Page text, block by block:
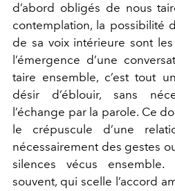
d’abord obligés de nous
contemplation, la possibilité
de sa voix intérieure sont
l’émergence d’une
taire ensemble, c’est tout
désir d’éblouir, sans
l’échange par la parole. Ce
le crépuscule d’une
nécessairement des gestes
silences vécus ensemble.
souvent, qui scelle l’accord